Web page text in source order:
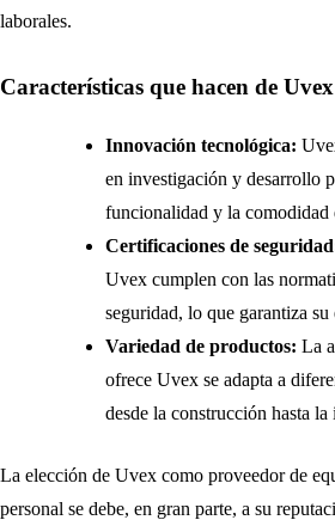
laborales.
Características que hacen de
Innovación tecnológica:
en investigación y desarrollo
funcionalidad y la comodidad
Certificaciones de
Uvex cumplen con las
seguridad, lo que garantiza
Variedad de productos: La
ofrece Uvex se adapta a
desde la construcción hasta
La elección de Uvex como proveedor de
personal se debe, en gran parte, a su